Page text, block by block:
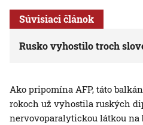
Súvisiaci článok
Rusko vyhostilo troch
Ako pripomína AFP, táto
rokoch už vyhostila ruských
nervovoparalytickou látkou na